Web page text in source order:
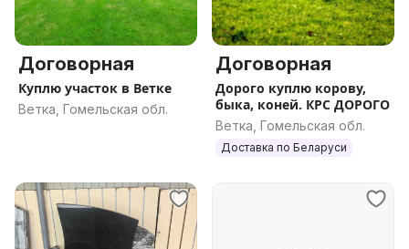
Договорная
Куплю участок в Ветке
Ветка, Гомельская обл.
Договорная
Дорого куплю корову,
быка, коней. КРС ДОРОГО
Ветка, Гомельская обл.
Доставка по Беларуси